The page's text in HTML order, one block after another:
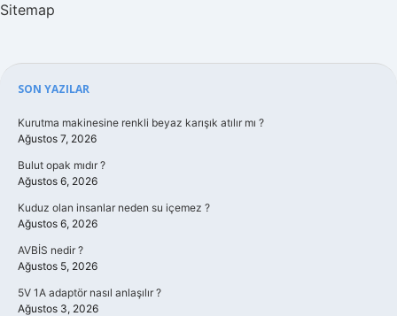
Sitemap
Sidebar
SON YAZILAR
Kurutma makinesine renkli beyaz karışık atılır mı ?
Ağustos 7, 2026
Bulut opak mıdır ?
Ağustos 6, 2026
Kuduz olan insanlar neden su içemez ?
Ağustos 6, 2026
AVBİS nedir ?
Ağustos 5, 2026
5V 1A adaptör nasıl anlaşılır ?
Ağustos 3, 2026